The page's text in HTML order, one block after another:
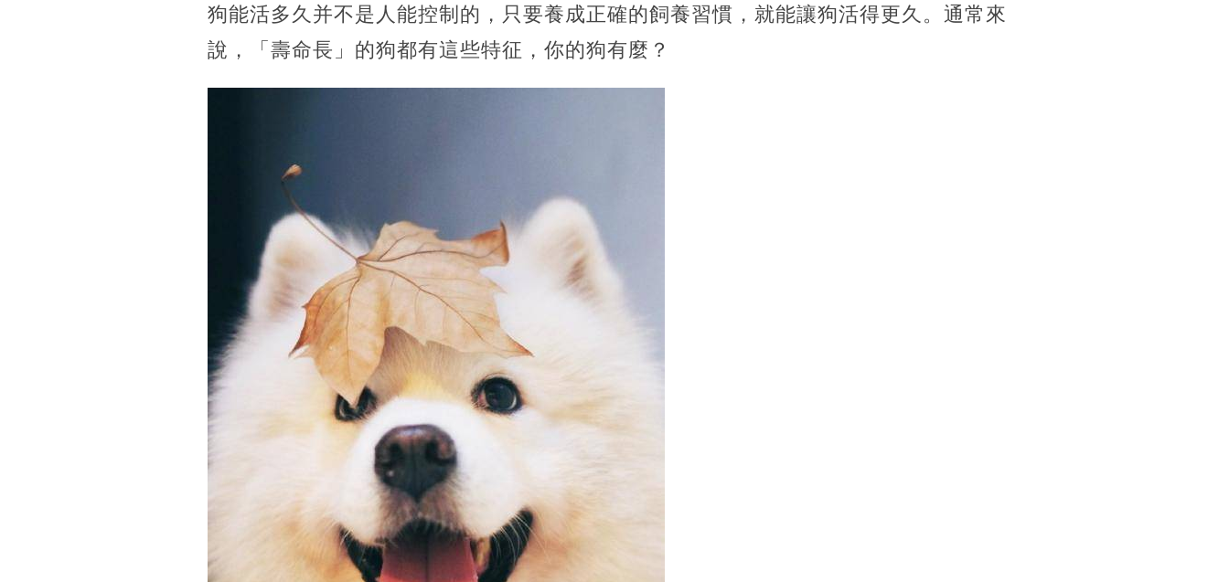
狗能活多久并不是人能控制的，只要養成正確的飼養習慣，就能讓狗活得更久。通常來
說，「壽命長」的狗都有這些特征，你的狗有麼？